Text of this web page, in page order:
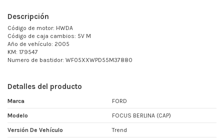
Descripción
Código de motor: HWDA
Código de caja cambios: 5V M
Año de vehículo: 2005
KM: 179547
Numero de bastidor: WF05XXWPD55M37880
Detalles del producto
Marca FORD
Modelo FOCUS BERLINA (CAP)
Versión De Vehículo Trend